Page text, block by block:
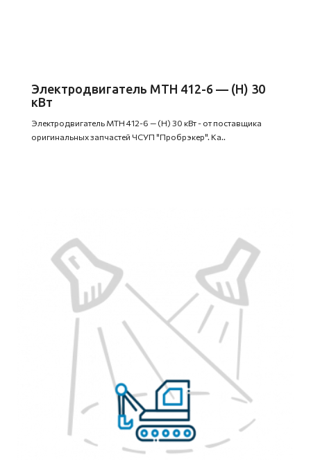
Электродвигатель MTH 412-6 — (H) 30
кВт
Электродвигатель MTH 412-6 — (H) 30 кВт - от поставщика
оригинальных запчастей ЧСУП "Пробрэкер". Ка..